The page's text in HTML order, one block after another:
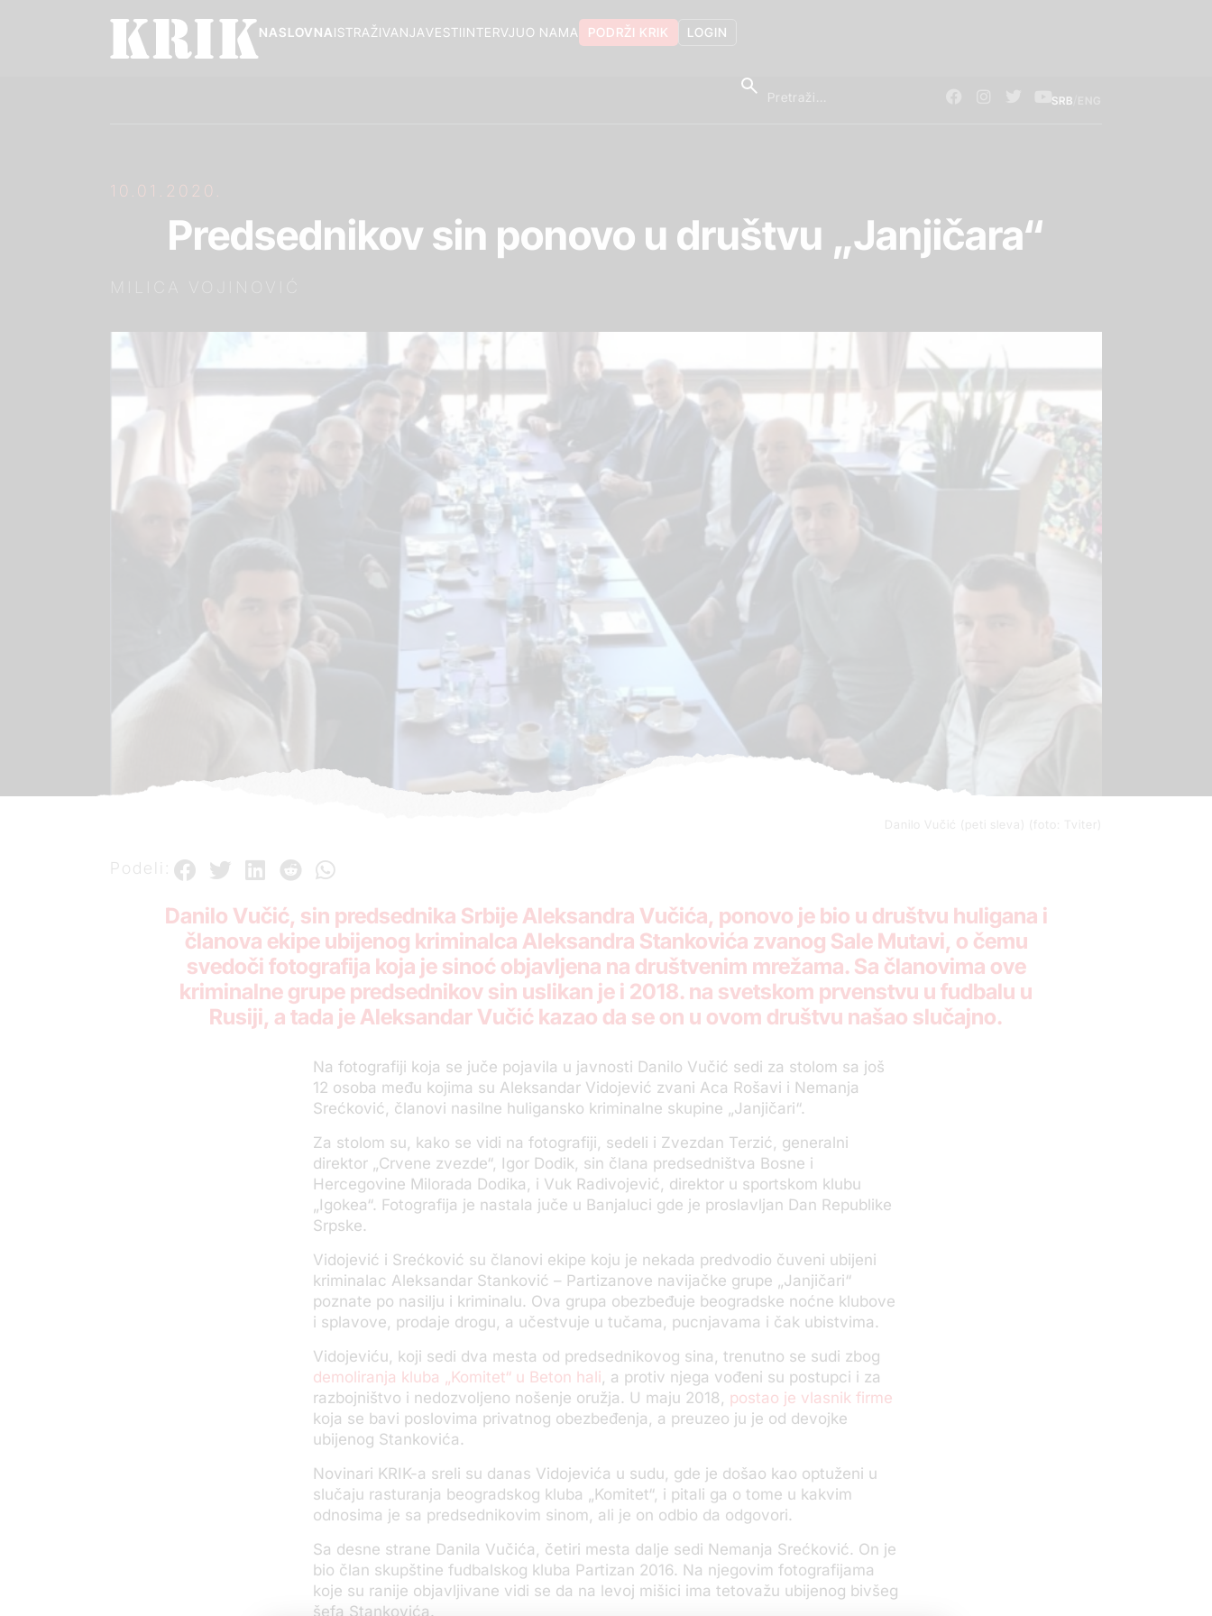
LOGIN
PODRŽI KRIK
O NAMA
INTERVJU
VESTI
ISTRAŽIVANJA
NASLOVNA
SRB
10.01.2020.
Predsednikov sin ponovo u društvu „Janjičara“
Danilo Vučić (peti sleva) (foto: Tviter)
Podeli:
Danilo Vučić, sin predsednika Srbije Aleksandra Vučića, ponovo je bio u društvu huligana i
članova ekipe ubijenog kriminalca Aleksandra Stankovića zvanog Sale Mutavi, o čemu
svedoči fotografija koja je sinoć objavljena na društvenim mrežama. Sa članovima ove
kriminalne grupe predsednikov sin uslikan je i 2018. na svetskom prvenstvu u fudbalu u
Rusiji, a tada je Aleksandar Vučić kazao da se on u ovom društvu našao slučajno.
Na fotografiji koja se juče pojavila u javnosti Danilo Vučić sedi za stolom sa još
12 osoba među kojima su Aleksandar Vidojević zvani Aca Rošavi i Nemanja
Srećković, članovi nasilne huligansko kriminalne skupine „Janjičari“.
Za stolom su, kako se vidi na fotografiji, sedeli i Zvezdan Terzić, generalni
direktor „Crvene zvezde“, Igor Dodik, sin člana predsedništva Bosne i
Hercegovine Milorada Dodika, i Vuk Radivojević, direktor u sportskom klubu
„Igokea“. Fotografija je nastala juče u Banjaluci gde je proslavljan Dan Republike
Srpske.
Vidojević i Srećković su članovi ekipe koju je nekada predvodio čuveni ubijeni
kriminalac Aleksandar Stanković – Partizanove navijačke grupe „Janjičari“
poznate po nasilju i kriminalu. Ova grupa obezbeđuje beogradske noćne klubove
i splavove, prodaje drogu, a učestvuje u tučama, pucnjavama i čak ubistvima.
Vidojeviću, koji sedi dva mesta od predsednikovog sina, trenutno se sudi zbog
demoliranja kluba „Komitet“ u Beton hali , a protiv njega vođeni su postupci i za
razbojništvo i nedozvoljeno nošenje oružja. U maju 2018, postao je vlasnik firme
koja se bavi poslovima privatnog obezbeđenja, a preuzeo ju je od devojke
ubijenog Stankovića.
Novinari KRIK-a sreli su danas Vidojevića u sudu, gde je došao kao optuženi u
slučaju rasturanja beogradskog kluba „Komitet“, i pitali ga o tome u kakvim
odnosima je sa predsednikovim sinom, ali je on odbio da odgovori.
Sa desne strane Danila Vučića, četiri mesta dalje sedi Nemanja Srećković. On je
bio član skupštine fudbalskog kluba Partizan 2016. Na njegovim fotografijama
koje su ranije objavljivane vidi se da na levoj mišici ima tetovažu ubijenog bivšeg
šefa Stankovića.